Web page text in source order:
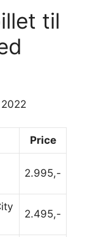
til
Price
2.995,-
2.495,-